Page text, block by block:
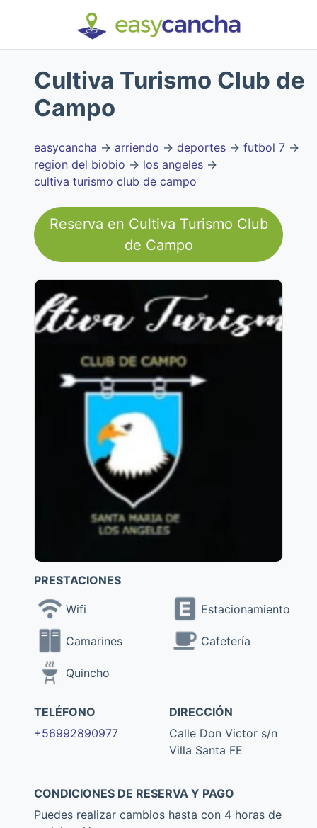
Cultiva Turismo Club de
Campo
easycancha → arriendo → deportes → futbol 7 →
region del biobio → los angeles →
cultiva turismo club de campo
Reserva en Cultiva Turismo Club
de Campo
PRESTACIONES
Wifi Estacionamiento
Camarines Cafetería
Quincho
TELÉFONO
+56992890977
DIRECCIÓN
Calle Don Victor s/n
Villa Santa FE
CONDICIONES DE RESERVA Y PAGO
Puedes realizar cambios hasta con 4 horas de